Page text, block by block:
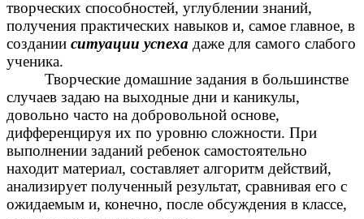
творческих способностей, углублении знаний,
получения практических навыков и, самое главное, в
создании ситуации успеха даже для самого слабого
ученика.
Творческие домашние задания в большинстве
случаев задаю на выходные дни и каникулы,
довольно часто на добровольной основе,
дифференцируя их по уровню сложности. При
выполнении заданий ребенок самостоятельно
находит материал, составляет алгоритм действий,
анализирует полученный результат, сравнивая его с
ожидаемым и, конечно, после обсуждения в классе,